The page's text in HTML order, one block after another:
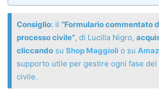
Consiglio: il “Formulario commentato
processo civile”, di Lucilla Nigro,
cliccando su Shop Maggioli o su
supporto utile per gestire ogni fase
civile.